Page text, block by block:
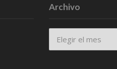
Archivo